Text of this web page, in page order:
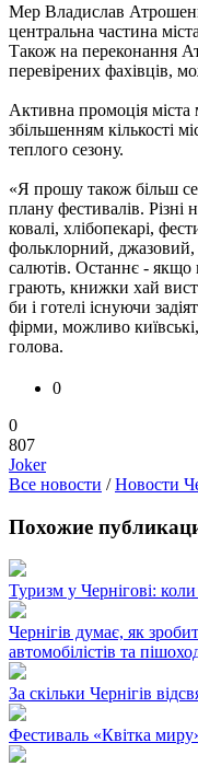
Мер Владислав
центральна частина
Також на переконання
перевірених фахівців,
Активна промоція міста
збільшенням кількості
теплого сезону.
«Я прошу також більш
плану фестивалів. Різні
ковалі, хлібопекарі,
фольклорний, джазовий,
салютів. Останнє -
грають, книжки хай
би і готелі існуючи
фірми, можливо
голова.
0
0
807
Joker
Все новости /Новости
Похожие
Туризм у Чернігові:
Чернігів думає, як
автомобілістів та
За скільки Чернігів
Фестиваль «Квітка